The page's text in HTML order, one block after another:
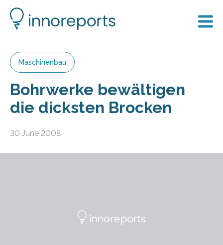
Maschinenbau
Bohrwerke bewältigen
die dicksten Brocken
30 June 2008